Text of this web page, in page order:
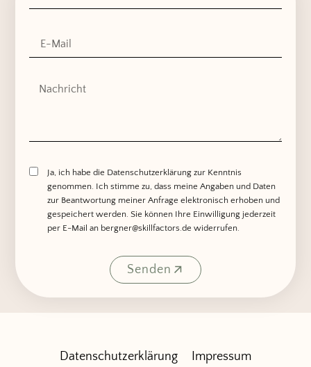
Ja, ich habe die Datenschutzerklärung zur Kenntnis
genommen. Ich stimme zu, dass meine Angaben und Daten
zur Beantwortung meiner Anfrage elektronisch erhoben und
gespeichert werden. Sie können Ihre Einwilligung jederzeit
per E-Mail an bergner@skillfactors.de widerrufen.
Senden
Alternative:
Datenschutzerklärung Impressum